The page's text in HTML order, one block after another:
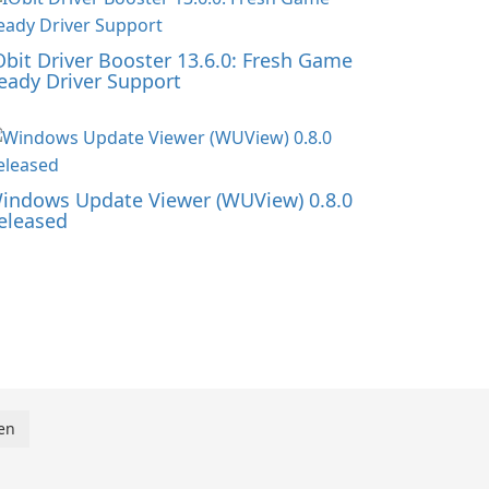
Driver Booster 13.6.0: Fresh Game
Driver Support
Update Viewer (WUView) 0.8.0